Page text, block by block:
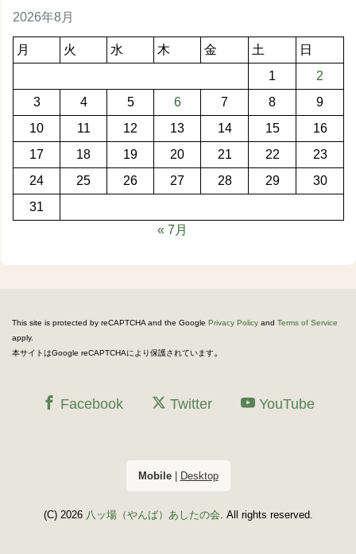
2026年8月
月 火 水 木 金 土
日
1
2
3
4 5 6 7 8
9
10
11 12 13 14 15
16
17
18 19 20 21 22
23
24
25 26 27 28 29
30
31
« 7月
This site is protected by reCAPTCHA and the Google Privacy Policy and Terms of Service
apply.
本サイトはGoogle reCAPTCHAにより保護されています。
Facebook Twitter YouTube
Mobile| Desktop
(C) 2026 八ッ場（やんば）あしたの会. All rights reserved.